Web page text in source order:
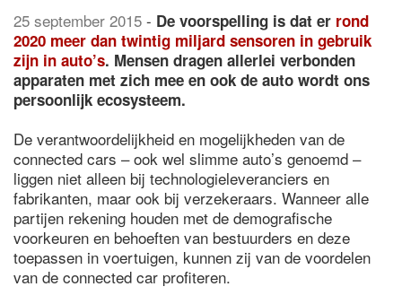
25 september 2015 - De voorspelling is dat er rond
2020 meer dan twintig miljard sensoren in gebruik
zijn in auto’s. Mensen dragen allerlei verbonden
apparaten met zich mee en ook de auto wordt ons
persoonlijk ecosysteem.
De verantwoordelijkheid en mogelijkheden van de
connected cars – ook wel slimme auto’s genoemd –
liggen niet alleen bij technologieleveranciers en
fabrikanten, maar ook bij verzekeraars. Wanneer alle
partijen rekening houden met de demografische
voorkeuren en behoeften van bestuurders en deze
toepassen in voertuigen, kunnen zij van de voordelen
van de connected car profiteren.